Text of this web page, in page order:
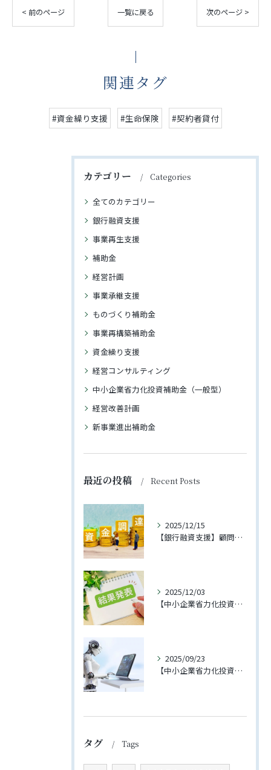
< 前のページ 一覧に戻る 次のページ >
関連タグ
#資金繰り支援 #生命保険 #契約者貸付
カテゴリー Categories
全てのカテゴリー
銀行融資支援
事業再生支援
補助金
経営計画
事業承継支援
ものづくり補助金
事業再構築補助金
資金繰り支援
経営コンサルティング
中小企業省力化投資補助金（一般型）
経営改善計画
新事業進出補助金
最近の投稿 Recent Posts
2025/12/15
【銀行融資支援】顧問先への融資が実行されました
2025/12/03
【中小企業省力化投資補助金（一般型）】第3回に支援先企業様が採択されました！
2025/09/23
【中小企業省力化投資補助金（一般型）】4回の公募が開始されました【2025年11月下旬締切予定】
タグ Tags